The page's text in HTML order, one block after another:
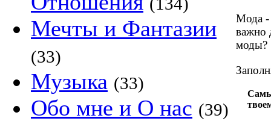
Мечты и Фантазии
(33)
Музыка (33)
Обо мне и О нас (39)
Мода -
важно
моды?